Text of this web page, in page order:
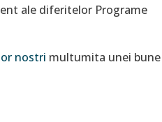
ale diferitelor Programe
nostri multumita unei bune